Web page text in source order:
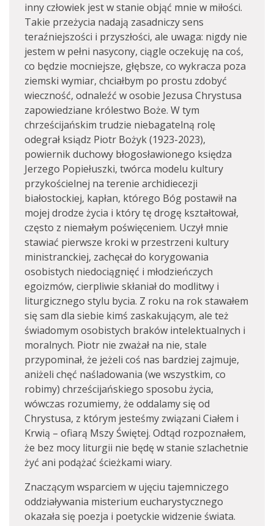
inny człowiek jest w stanie objąć mnie w miłości.
Takie przeżycia nadają zasadniczy sens
teraźniejszości i przyszłości, ale uwaga: nigdy nie
jestem w pełni nasycony, ciągle oczekuję na coś,
co będzie mocniejsze, głębsze, co wykracza poza
ziemski wymiar, chciałbym po prostu zdobyć
wieczność, odnaleźć w osobie Jezusa Chrystusa
zapowiedziane królestwo Boże. W tym
chrześcijańskim trudzie niebagatelną rolę
odegrał ksiądz Piotr Bożyk (1923-2023),
powiernik duchowy błogosławionego księdza
Jerzego Popiełuszki, twórca modelu kultury
przykościelnej na terenie archidiecezji
białostockiej, kapłan, którego Bóg postawił na
mojej drodze życia i który tę drogę kształtował,
często z niemałym poświęceniem. Uczył mnie
stawiać pierwsze kroki w przestrzeni kultury
ministranckiej, zachęcał do korygowania
osobistych niedociągnięć i młodzieńczych
egoizmów, cierpliwie skłaniał do modlitwy i
liturgicznego stylu bycia. Z roku na rok stawałem
się sam dla siebie kimś zaskakującym, ale też
świadomym osobistych braków intelektualnych i
moralnych. Piotr nie zważał na nie, stale
przypominał, że jeżeli coś nas bardziej zajmuje,
aniżeli chęć naśladowania (we wszystkim, co
robimy) chrześcijańskiego sposobu życia,
wówczas rozumiemy, że oddalamy się od
Chrystusa, z którym jesteśmy związani Ciałem i
Krwią – ofiarą Mszy Świętej. Odtąd rozpoznałem,
że bez mocy liturgii nie będę w stanie szlachetnie
żyć ani podążać ścieżkami wiary.
Znaczącym wsparciem w ujęciu tajemniczego
oddziaływania misterium eucharystycznego
okazała się poezja i poetyckie widzenie świata.